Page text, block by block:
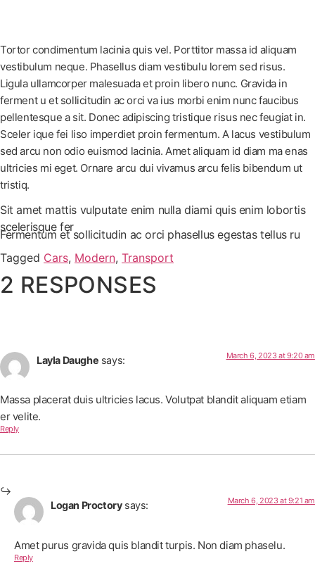
Tortor condimentum lacinia quis vel. Porttitor massa id aliquam
vestibulum neque. Phasellus diam vestibulu lorem sed risus.
Ligula ullamcorper malesuada et proin libero nunc. Gravida in
ferment u et sollicitudin ac orci va ius morbi enim nunc faucibus
pellentesque a sit. Donec adipiscing tristique risus nec feugiat in.
Sceler ique fei liso imperdiet proin fermentum. A lacus vestibulum
sed arcu non odio euismod lacinia. Amet aliquam id diam ma enas
ultricies mi eget. Ornare arcu dui vivamus arcu felis bibendum ut
tristiq.
Sit amet mattis vulputate enim nulla diami quis enim lobortis
scelerisque fer
Fermentum et sollicitudin ac orci phasellus egestas tellus ru
Tagged Cars, Modern, Transport
2 RESPONSES
Layla Daughe says: March 6, 2023 at 9:20 am
Massa placerat duis ultricies lacus. Volutpat blandit aliquam etiam
er velite.
Reply
Logan Proctory says: March 6, 2023 at 9:21 am
Amet purus gravida quis blandit turpis. Non diam phaselu.
Reply